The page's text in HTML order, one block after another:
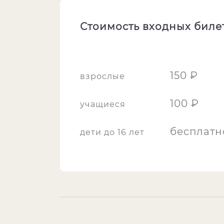
Стоимость входных
взрослые 150 ₽
учащиеся 100 ₽
дети до 16 лет